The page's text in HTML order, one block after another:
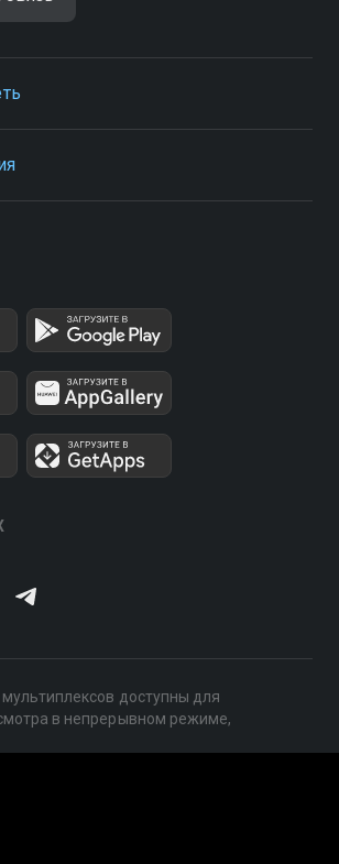
доступны для
в непрерывном режиме,